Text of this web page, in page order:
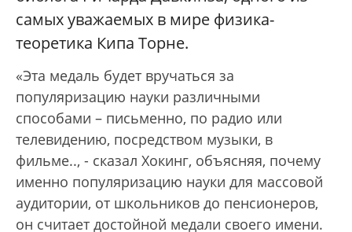
самых уважаемых в мире физика-
теоретика Кипа Торне.
«Эта медаль будет вручаться за
популяризацию науки различными
способами – письменно, по радио или
телевидению, посредством музыки, в
фильме.., - сказал Хокинг, объясняя, почему
именно популяризацию науки для массовой
аудитории, от школьников до пенсионеров,
он считает достойной медали своего имени.